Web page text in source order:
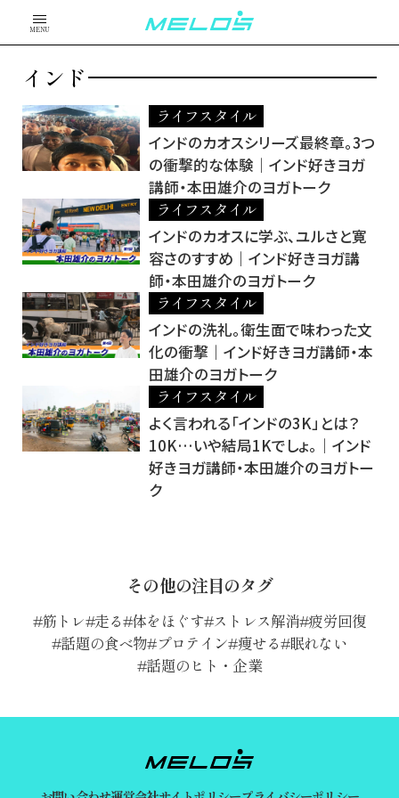
MENU
インド
ライフスタイル
インドのカオスシリーズ最終章。3つ
の衝撃的な体験｜インド好きヨガ
講師・本田雄介のヨガトーク
ライフスタイル
インドのカオスに学ぶ、ユルさと寛
容さのすすめ｜インド好きヨガ講
師・本田雄介のヨガトーク
ライフスタイル
インドの洗礼。衛生面で味わった文
化の衝撃｜インド好きヨガ講師・本
田雄介のヨガトーク
ライフスタイル
よく言われる「インドの3K」とは？
10K…いや結局1Kでしょ。｜インド
好きヨガ講師・本田雄介のヨガトー
ク
その他の注目のタグ
筋トレ 走る 体をほぐす ストレス解消 疲労回復
話題の食べ物 プロテイン 痩せる 眠れない
話題のヒト・企業